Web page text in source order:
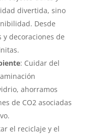
divertida, sino
Desde
y decoraciones de
: Cuidar del
ahorramos
de CO2 asociadas
el reciclaje y el